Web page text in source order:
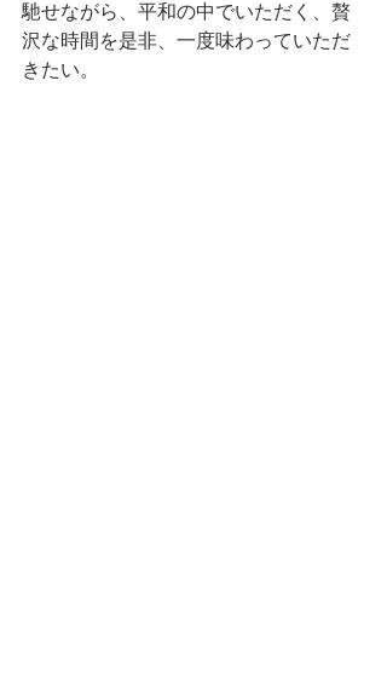
馳せながら、平和の中でいただく、贅
沢な時間を是非、一度味わっていただ
きたい。